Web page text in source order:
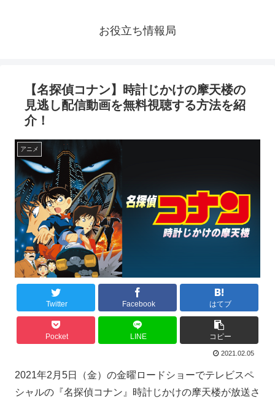
お役立ち情報局
【名探偵コナン】時計じかけの摩天楼の
見逃し配信動画を無料視聴する方法を紹
介！
アニメ
Twitter Facebook はてブ
Pocket LINE コピー
2021.02.05
2021年2月5日（金）の金曜ロードショーでテレビスペ
シャルの『名探偵コナン』時計じかけの摩天楼が放送さ